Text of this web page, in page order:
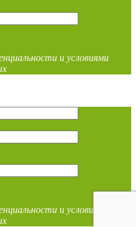
и условиями
и условиями